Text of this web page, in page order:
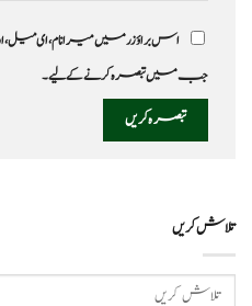
اس براؤزر میں میرا نام، ای میل،
جب میں تبصرہ کرنے کےلیے۔
تلاش کریں